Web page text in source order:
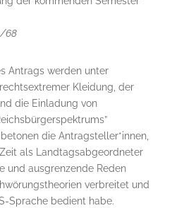
68
Antrags werden unter
Kleidung, der
die Einladung von
die Antragsteller*innen,
als Landtagsabgeordneter
und ausgrenzende Reden
verbreitet und
Sprache bedient habe.